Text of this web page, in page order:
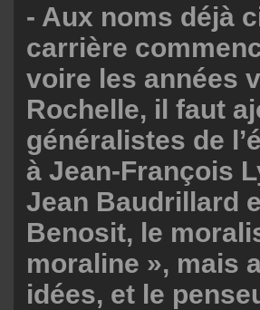
- Aux noms déjà
carrière
voire les années
Rochelle, il faut
généralistes de
à Jean-François
Jean Baudrillard
Benosit, le
moraline », mais
idées, et le